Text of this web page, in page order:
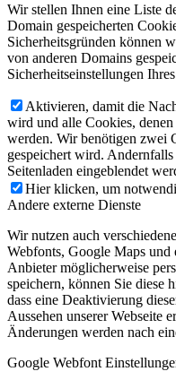
Wir stellen Ihnen eine Liste
Domain gespeicherten
Sicherheitsgründen können
von anderen Domains
Sicherheitseinstellungen
Aktivieren, damit die
wird und alle Cookies,
werden. Wir benötigen zwei
gespeichert wird.
Seitenladen eingeblendet
Hier klicken, um
Andere externe Dienste
Wir nutzen auch
Webfonts, Google Maps und
Anbieter möglicherweise
speichern, können Sie diese
dass eine Deaktivierung
Aussehen unserer Webseite
Änderungen werden nach
Google Webfont